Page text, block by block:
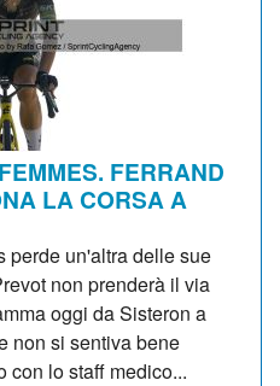
FERRAND
LA CORSA A
perde un'altra delle sue
non prenderà il via
oggi da Sisteron a
non si sentiva bene
con lo staff medico...